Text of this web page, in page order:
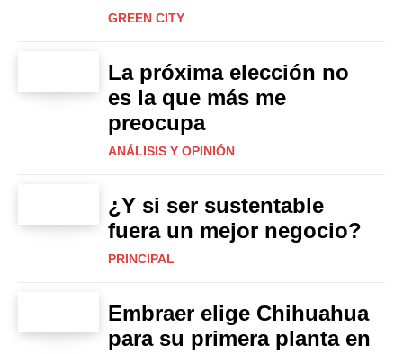
GREEN CITY
La próxima elección no
es la que más me
preocupa
ANÁLISIS Y OPINIÓN
¿Y si ser sustentable
fuera un mejor negocio?
PRINCIPAL
Embraer elige Chihuahua
para su primera planta en